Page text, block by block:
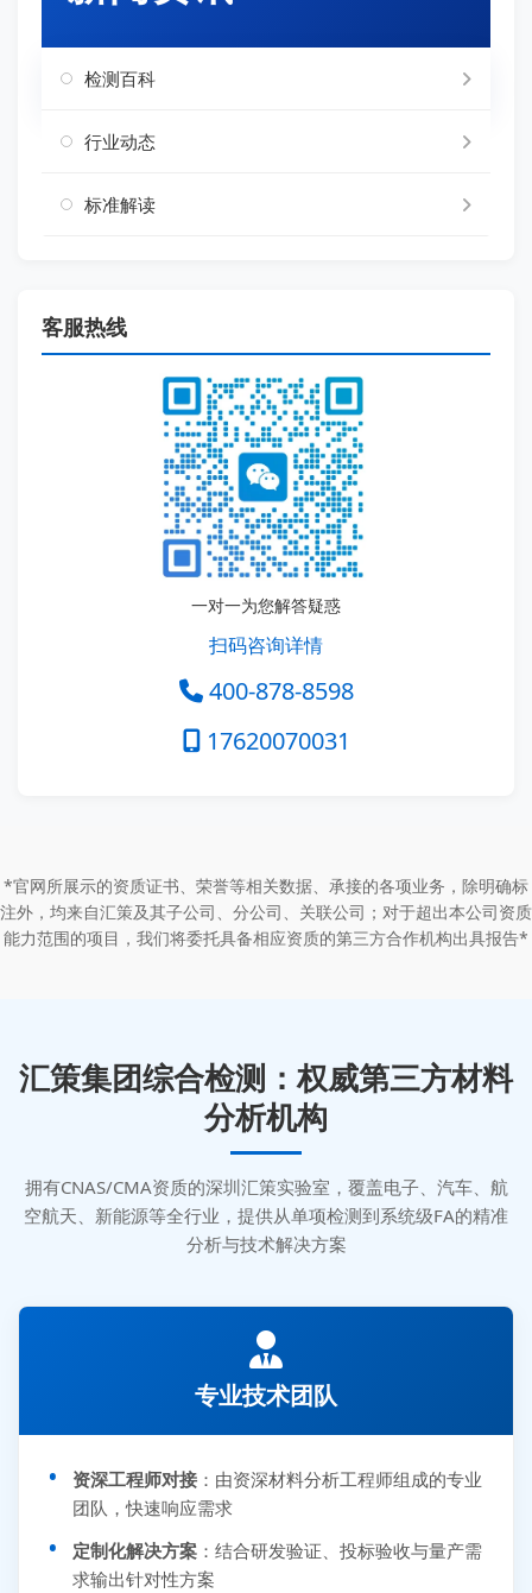
检测百科
行业动态
标准解读
客服热线
一对一为您解答疑惑
扫码咨询详情
400-878-8598
17620070031
*官网所展示的资质证书、荣誉等相关数据、承接的各项业务，除明确标
注外，均来自汇策及其子公司、分公司、关联公司；对于超出本公司资质
能力范围的项目，我们将委托具备相应资质的第三方合作机构出具报告*
汇策集团综合检测：权威第三方材料
分析机构
拥有CNAS/CMA资质的深圳汇策实验室，覆盖电子、汽车、航
空航天、新能源等全行业，提供从单项检测到系统级FA的精准
分析与技术解决方案
专业技术团队
资深工程师对接 ：由资深材料分析工程师组成的专业
团队，快速响应需求
定制化解决方案 ：结合研发验证、投标验收与量产需
求输出针对性方案